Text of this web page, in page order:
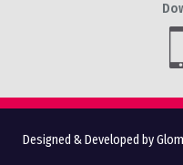
Designed & Developed by